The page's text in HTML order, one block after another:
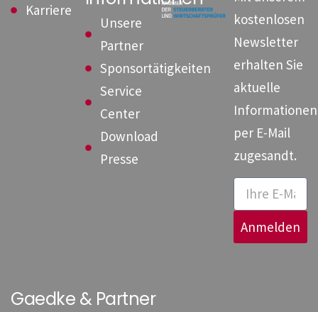
Karriere
Unsere
Partner
Sponsortätigkeiten
Service
Center
Download
Presse
kostenlosen
Newsletter
erhalten Sie
aktuelle
Informationen
per E-Mail
zugesandt.
Anmelden
Gaedke & Partner